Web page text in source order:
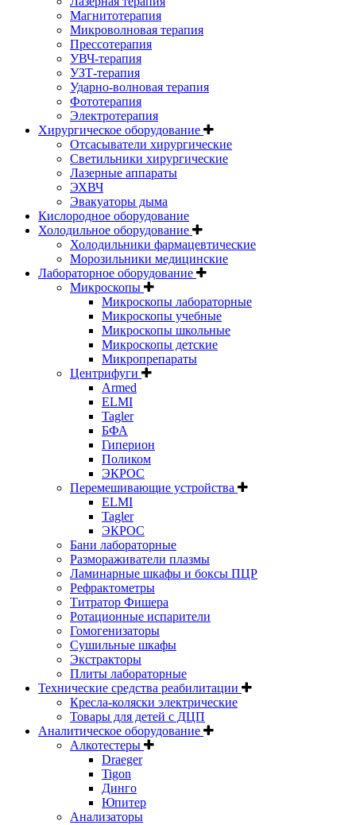
Магнитотерапия
Микроволновая терапия
Прессотерапия
УВЧ-терапия
УЗТ-терапия
Ударно-волновая терапия
Фототерапия
Электротерапия
Хирургическое оборудование
Отсасыватели хирургические
Светильники хирургические
Лазерные аппараты
ЭХВЧ
Эвакуаторы дыма
Кислородное оборудование
Холодильное оборудование
Холодильники фармацевтические
Морозильники медицинские
Лабораторное оборудование
Микроскопы
Микроскопы лабораторные
Микроскопы учебные
Микроскопы школьные
Микроскопы детские
Микропрепараты
Центрифуги
Armed
ELMI
Tagler
БФА
Гиперион
Поликом
ЭКРОС
Перемешивающие устройства
ELMI
Tagler
ЭКРОС
Бани лабораторные
Размораживатели плазмы
Ламинарные шкафы и боксы ПЦР
Рефрактометры
Титратор Фишера
Ротационные испарители
Гомогенизаторы
Сушильные шкафы
Экстракторы
Плиты лабораторные
Технические средства реабилитации
Кресла-коляски электрические
Товары для детей с ДЦП
Аналитическое оборудование
Алкотестеры
Draeger
Tigon
Динго
Юпитер
Анализаторы